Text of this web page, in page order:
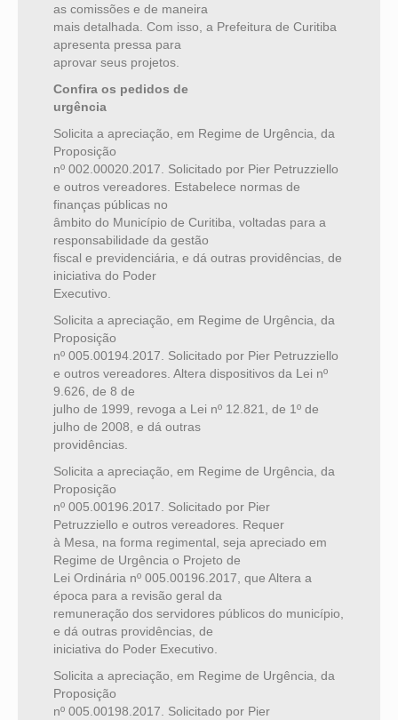
as comissões e de maneira
mais detalhada. Com isso, a Prefeitura de Curitiba
apresenta pressa para
aprovar seus projetos.
Confira os pedidos de
urgência
Solicita a apreciação, em Regime de Urgência, da
Proposição
nº 002.00020.2017. Solicitado por Pier Petruzziello
e outros vereadores. Estabelece normas de
finanças públicas no
âmbito do Município de Curitiba, voltadas para a
responsabilidade da gestão
fiscal e previdenciária, e dá outras providências, de
iniciativa do Poder
Executivo.
Solicita a apreciação, em Regime de Urgência, da
Proposição
nº 005.00194.2017. Solicitado por Pier Petruzziello
e outros vereadores. Altera dispositivos da Lei nº
9.626, de 8 de
julho de 1999, revoga a Lei nº 12.821, de 1º de
julho de 2008, e dá outras
providências.
Solicita a apreciação, em Regime de Urgência, da
Proposição
nº 005.00196.2017. Solicitado por Pier
Petruzziello e outros vereadores. Requer
à Mesa, na forma regimental, seja apreciado em
Regime de Urgência o Projeto de
Lei Ordinária nº 005.00196.2017, que Altera a
época para a revisão geral da
remuneração dos servidores públicos do município,
e dá outras providências, de
iniciativa do Poder Executivo.
Solicita a apreciação, em Regime de Urgência, da
Proposição
nº 005.00198.2017. Solicitado por Pier